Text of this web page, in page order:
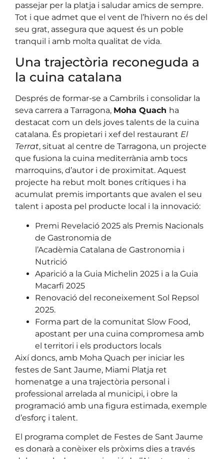
passejar per la platja i saludar amics de sempre.
Tot i que admet que el vent de l’hivern no és del
seu grat, assegura que aquest és un poble
tranquil i amb molta qualitat de vida.
Una trajectòria reconeguda a
la cuina catalana
Després de formar-se a Cambrils i consolidar la
seva carrera a Tarragona, Moha Quach ha
destacat com un dels joves talents de la cuina
catalana. És propietari i xef del restaurant El
Terrat, situat al centre de Tarragona, un projecte
que fusiona la cuina mediterrània amb tocs
marroquins, d’autor i de proximitat. Aquest
projecte ha rebut molt bones crítiques i ha
acumulat premis importants que avalen el seu
talent i aposta pel producte local i la innovació:
Premi Revelació 2025 als Premis Nacionals
de Gastronomia de
l’Acadèmia Catalana de Gastronomia i
Nutrició
Aparició a la Guia Michelin 2025 i a la Guia
Macarfi 2025
Renovació del reconeixement Sol Repsol
2025.
Forma part de la comunitat Slow Food,
apostant per una cuina compromesa amb
el territori i els productors locals
Així doncs, amb Moha Quach per iniciar les
festes de Sant Jaume, Miami Platja ret
homenatge a una trajectòria personal i
professional arrelada al municipi, i obre la
programació amb una figura estimada, exemple
d’esforç i talent.
El programa complet de Festes de Sant Jaume
es donarà a conèixer els pròxims dies a través